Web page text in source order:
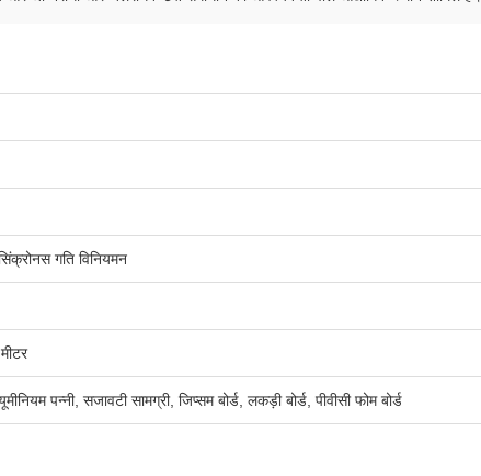
गति विनियमन
पन्नी, सजावटी सामग्री, जिप्सम बोर्ड, लकड़ी बोर्ड, पीवीसी फोम बोर्ड